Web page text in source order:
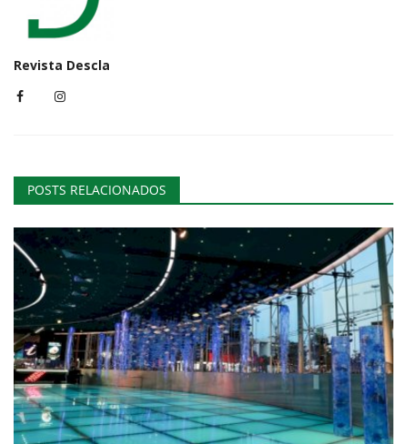
Revista Descla
POSTS RELACIONADOS